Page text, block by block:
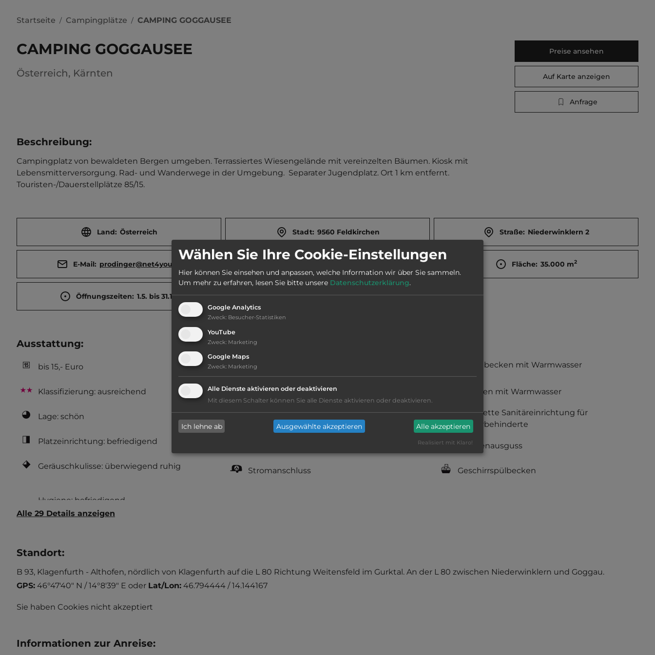
Startseite / Campingplätze / CAMPING GOGGAUSEE
CAMPING GOGGAUSEE
Österreich, Kärnten
Preise ansehen
Auf Karte anzeigen
Anfrage
Beschreibung:
Campingplatz von bewaldeten Bergen umgeben. Terrassiertes Wiesengelände mit vereinzelten Bäumen. Kiosk mit
Lebensmitterversorgung. Rad- und Wanderwege in der Umgebung.  Separater Jugendplatz. Ort 1 km entfernt.
Touristen-/Dauerstellplätze 85/15.
Land: Österreich Stadt: 9560 Feldkirchen Straße: Niederwinklern 2
E-Mail: prodinger@net4you.at Fläche: 35.000 m2
Öffnungszeiten: 1.5. bis 31.10. Telefon: 0043 4271 2033
Ausstattung:
bis 15,- Euro
Klassifizierung: ausreichend
Lage: schön
Platzeinrichtung: befriedigend
Geräuschkulisse: überwiegend ruhig
Hygiene: befriedigend
Service: mittelmäßig, das Wichtigste ist
vorhanden
Grasgelände, Wiese
Stromanschluss
Waschbecken mit Warmwasser
Duschen mit Warmwasser
komplette Sanitäreinrichtung für
Körperbehinderte
Fäkalienausguss
Geschirrspülbecken
Alle 29 Details anzeigen
Standort:
B 93, Klagenfurth - Althofen, nördlich von Klagenfurth auf die L 80 Richtung Weitensfeld im Gurktal. An der L 80 zwischen Niederwinklern und Goggau.
GPS: 46°47'40" N / 14°8'39" E oder Lat/Lon: 46.794444 / 14.144167
Sie haben Cookies nicht akzeptiert
Informationen zur Anreise:
Wählen Sie Ihre Cookie-Einstellungen
Hier können Sie einsehen und anpassen, welche Information wir über Sie sammeln.
Um mehr zu erfahren, lesen Sie bitte unsere Datenschutzerklärung.
Google Analytics
Zweck: Besucher-Statistiken
YouTube
Zweck: Marketing
Google Maps
Zweck: Marketing
Alle Dienste aktivieren oder deaktivieren
Mit diesem Schalter können Sie alle Dienste aktivieren oder deaktivieren.
Ich lehne ab Ausgewählte akzeptieren Alle akzeptieren
Realisiert mit Klaro!